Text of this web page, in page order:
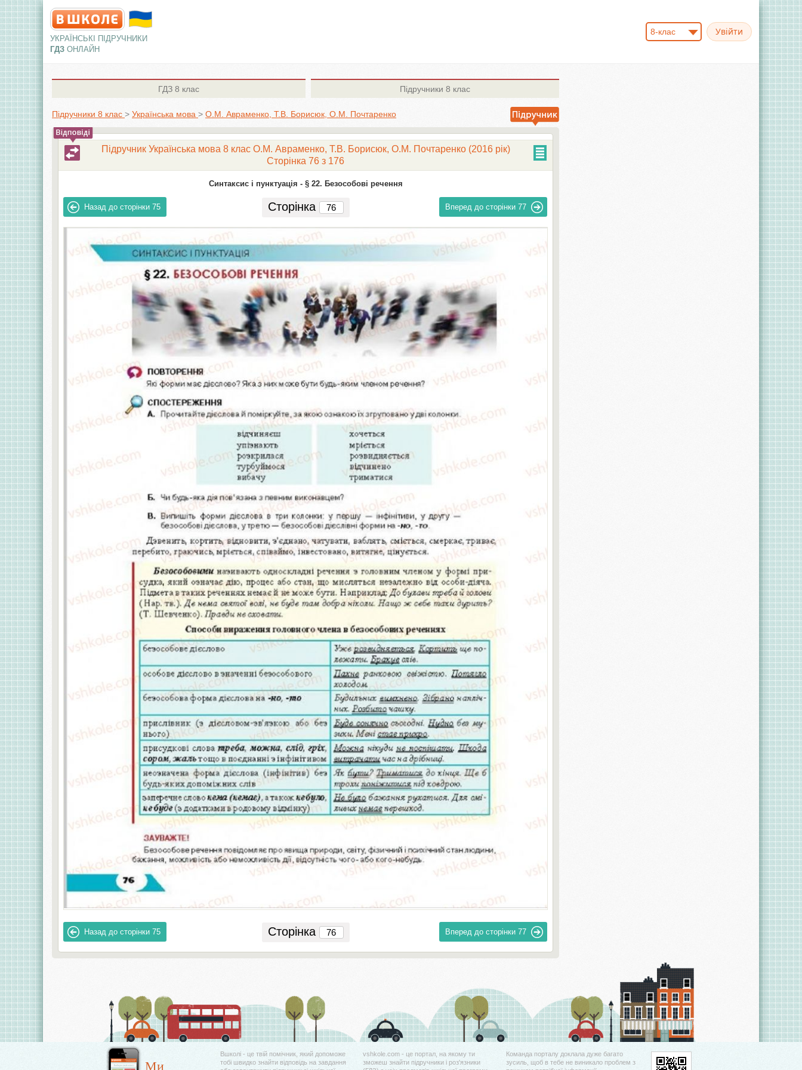
УКРАЇНСЬКІ ПІДРУЧНИКИ
ГДЗ ОНЛАЙН
8-клас
ГДЗ 8 клас Підручники 8 клас
Підручники 8 клас > Українська мова > О.М. Авраменко, Т.В. Борисюк, О.М. Почтаренко
Підручник Українська мова 8 клас О.М. Авраменко, Т.В. Борисюк, О.М. Почтаренко (2016 рік)
Сторінка 76 з 176
Синтаксис і пунктуація - § 22. Безособові речення
Назад до сторінки 75 Сторінка Вперед до сторінки 77
Назад до сторінки 75 Сторінка Вперед до сторінки 77
Ми
Вшколі - це твій помічник, який допоможе
тобі швидко знайти відповідь на завдання
vshkole.com - це портал, на якому ти
зможеш знайти підручники і роз'язники
Команда порталу доклала дуже багато
зусиль, щоб в тебе не виникало проблем з